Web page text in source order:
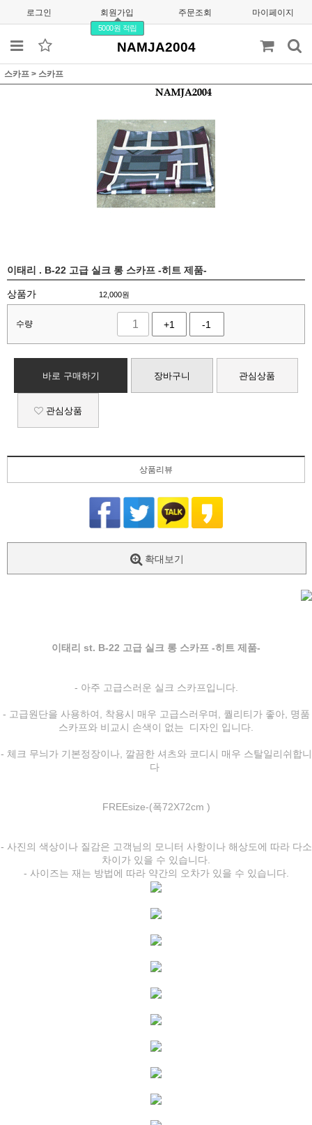
로그인 회원가입
5000원 적립
주문조회 마이페이지
NAMJA2004
스카프 > 스카프
이태리 . B-22 고급 실크 롱 스카프 -히트 제품-
상품가 12,000원
수량 +1 -1
바로 구매하기 장바구니 관심상품
관심상품
상품리뷰
확대보기
이태리 st. B-22 고급 실크 롱 스카프 -히트 제품-
- 아주 고급스러운 실크 스카프입니다.
- 고급원단을 사용하여, 착용시 매우 고급스러우며, 퀄리티가 좋아, 명품
스카프와 비교시 손색이 없는 디자인 입니다.
- 체크 무늬가 기본정장이나, 깔끔한 셔츠와 코디시 매우 스탈일리쉬합니
다
FREEsize-(폭72X72cm )
- 사진의 색상이나 질감은 고객님의 모니터 사항이나 해상도에 따라 다소
차이가 있을 수 있습니다.
- 사이즈는 재는 방법에 따라 약간의 오차가 있을 수 있습니다.